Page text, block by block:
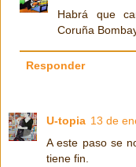
Habrá que
Coruña
Responder
U-topia 13 de
A este paso se
tiene fin.